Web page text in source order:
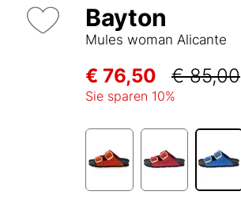
Bayton
Mules woman Alicante
€ 76,50 € 85,00
Sie sparen 10%